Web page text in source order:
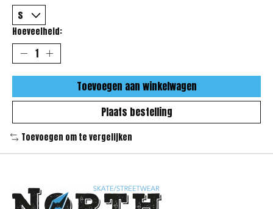
Hoeveelheid:
Toevoegen aan winkelwagen
Plaats bestelling
Toevoegen om te vergelijken